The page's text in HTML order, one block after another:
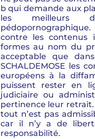
b qui demande aux
les meilleurs
contre les contenus
formes au nom du
acceptable que
SCHALDEMOSE les
européens à la
puissent rester en
judiciaire ou
pertinence leur retrait.
tout n’est pas
car il n’y a de
responsabilité.